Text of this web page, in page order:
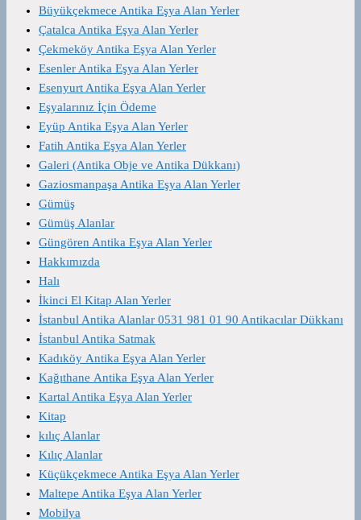
Büyükçekmece Antika Eşya Alan Yerler
Çatalca Antika Eşya Alan Yerler
Çekmeköy Antika Eşya Alan Yerler
Esenler Antika Eşya Alan Yerler
Esenyurt Antika Eşya Alan Yerler
Eşyalarınız İçin Ödeme
Eyüp Antika Eşya Alan Yerler
Fatih Antika Eşya Alan Yerler
Galeri (Antika Obje ve Antika Dükkanı)
Gaziosmanpaşa Antika Eşya Alan Yerler
Gümüş
Gümüş Alanlar
Güngören Antika Eşya Alan Yerler
Hakkımızda
Halı
İkinci El Kitap Alan Yerler
İstanbul Antika Alanlar 0531 981 01 90 Antikacılar Dükkanı
İstanbul Antika Satmak
Kadıköy Antika Eşya Alan Yerler
Kağıthane Antika Eşya Alan Yerler
Kartal Antika Eşya Alan Yerler
Kitap
kılıç Alanlar
Kılıç Alanlar
Küçükçekmece Antika Eşya Alan Yerler
Maltepe Antika Eşya Alan Yerler
Mobilya